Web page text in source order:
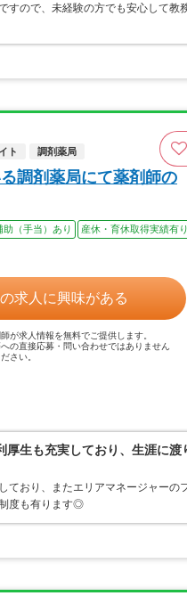
すので、未経験の方でも安心して教
ト 調剤薬局
調剤薬局にて薬剤師の
助（手当）あり
産休・育休取得実績有り
求人に興味がある
が求人情報を無料でご提供します。
の直接応募・問い合わせではありません
さい。
生も充実しており、生涯に渡
ており、またエリアマネージャーの
度も有ります◎